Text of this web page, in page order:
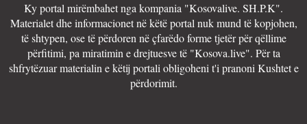
Ky portal mirëmbahet nga kompania "Kosovalive. SH.P.K".
Materialet dhe informacionet në këtë portal nuk mund të kopjohen,
të shtypen, ose të përdoren në çfarëdo forme tjetër për qëllime
përfitimi, pa miratimin e drejtuesve të "Kosova.live". Për ta
shfrytëzuar materialin e këtij portali obligoheni t'i pranoni Kushtet e
përdorimit.